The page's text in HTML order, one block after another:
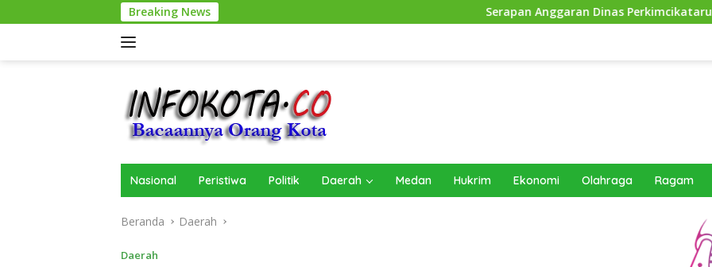
ke
Breaking News Serapan Anggaran Dinas Perkimcikataru Paling Buruk, Plh
Nasional Peristiwa Politik Daerah Medan Hukrim Ekonomi Olahraga Ragam
Beranda Daerah
Daerah